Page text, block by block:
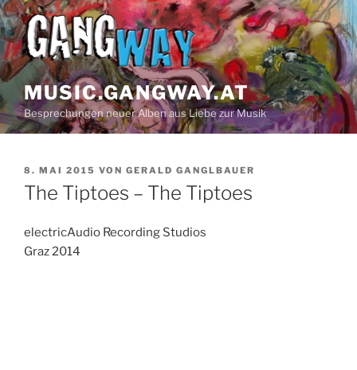
Z
u
m
I
n
h
a
MUSIC.GANGWAY.AT
Besprechungen neuer Alben aus Liebe zur Musik
V
E
R
E
8. MAI 2015 VON GERALD GANGLBAUER
The Tiptoes – The Tiptoes
electricAudio Recording Studios
Graz 2014